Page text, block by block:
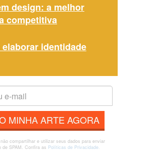
design: a melhor
competitiva
identidade
MINHA ARTE AGORA
compartilhar e utilizar seus dados para enviar
de SPAM. Confira as Políticas de Privacidade.